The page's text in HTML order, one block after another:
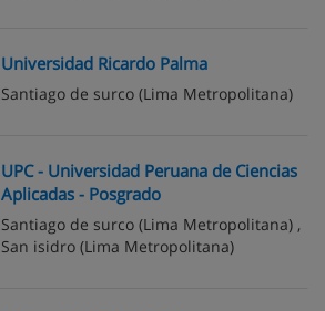
Universidad Ricardo Palma
Santiago de surco (Lima Metropolitana)
UPC - Universidad Peruana de Ciencias
Aplicadas - Posgrado
Santiago de surco (Lima Metropolitana) ,
San isidro (Lima Metropolitana)